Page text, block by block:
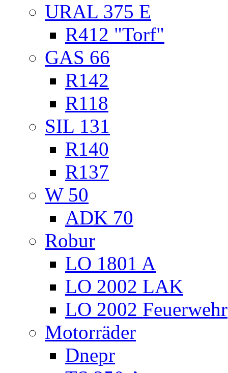
URAL 375 E
R412 "Torf"
GAS 66
R142
R118
SIL 131
R140
R137
W 50
ADK 70
Robur
LO 1801 A
LO 2002 LAK
LO 2002 Feuerwehr
Motorräder
Dnepr